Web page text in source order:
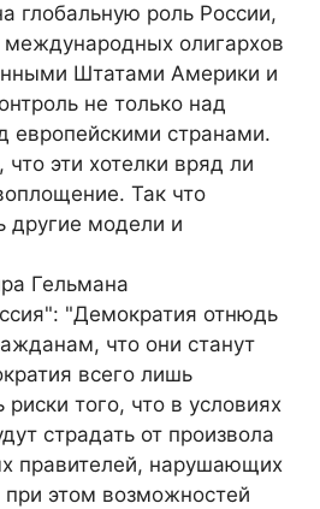
глобальную роль России,
международных олигархов
Штатами Америки и
не только над
европейскими странами.
эти хотелки вряд ли
Так что
другие модели и
Гельмана
"Демократия отнюдь
что они станут
всего лишь
риски того, что в условиях
страдать от произвола
правителей, нарушающих
этом возможностей